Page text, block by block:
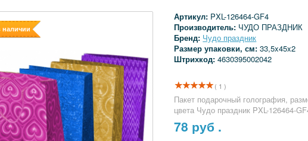
наличии
Артикул: PXL-126464-GF4
Производитель: ЧУДО ПРАЗДНИК
Бренд: Чудо праздник
Размер упаковки, см:33,5x45x2
Штрихкод:4630395002042
( 1 )
Пакет подарочный голография,
цвета Чудо праздник PXL-126464-
78 руб .